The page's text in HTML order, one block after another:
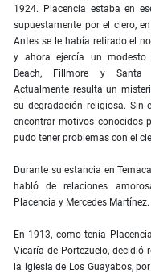
1924. Placencia estaba en
supuestamente por el clero,
Antes se le había retirado el
y ahora ejercía un modesto
Beach, Fillmore y Santa
Actualmente resulta un
su degradación religiosa. Sin
encontrar motivos conocidos
pudo tener problemas con el
Durante su estancia en
habló de relaciones
Placencia y Mercedes Martínez.
En 1913, como tenía
Vicaría de Portezuelo, decidió
la iglesia de Los Guayabos,